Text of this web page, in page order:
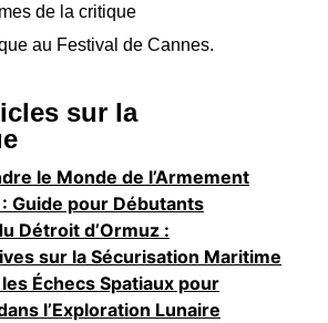
de la critique
au Festival de Cannes.
sur la
le Monde de l’Armement
Guide pour Débutants
Détroit d’Ormuz :
sur la Sécurisation Maritime
Échecs Spatiaux pour
l’Exploration Lunaire